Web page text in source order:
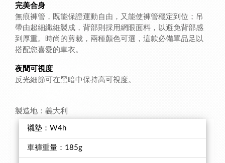
完美合身
無痕褲管，既能保證運動自由，又能使褲管穩定到位；吊
帶由超細纖維製成，背部則採用網眼面料，以避免背部感
到厚重。時尚的剪裁，兩種顏色可選，這款必備單品足以
搭配您喜愛的車衣。
夜間可視度
反光細節可在黑暗中保持高可視度。
製造地：義大利
襯墊：W4h
車褲重量：185g